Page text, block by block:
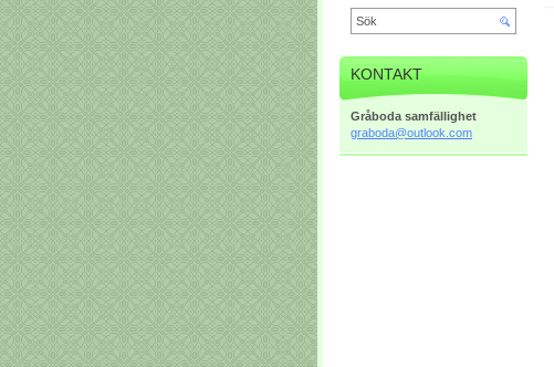
KONTAKT
Gråboda samfällighet
graboda@outlook. com